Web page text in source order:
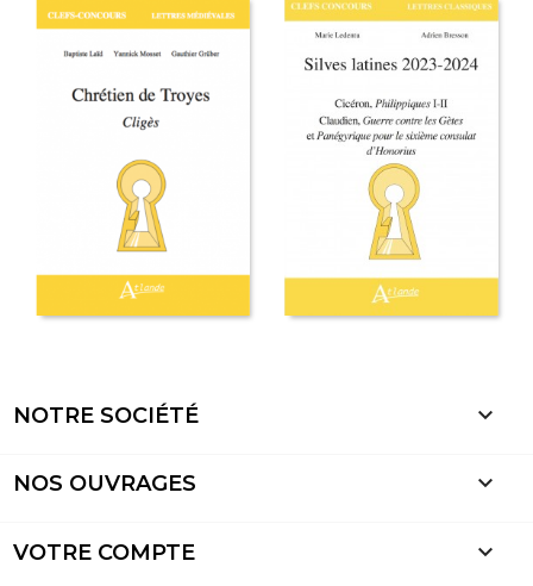
NOTRE SOCIÉTÉ 
NOS OUVRAGES 
VOTRE COMPTE 